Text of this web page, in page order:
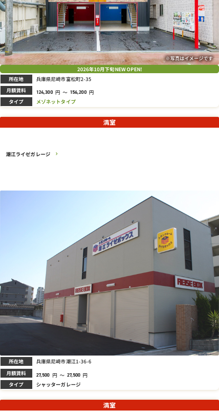
2026年10月下旬NEW OPEN!
所在地 兵庫県尼崎市富松町2-35
月額賃料 124,300 円 ～ 156,200 円
タイプ メゾネットタイプ
潮江ライゼガレージ
満室
所在地 兵庫県尼崎市潮江1-36-6
月額賃料 27,500 円 ～ 27,500 円
タイプ シャッターガレージ
満室